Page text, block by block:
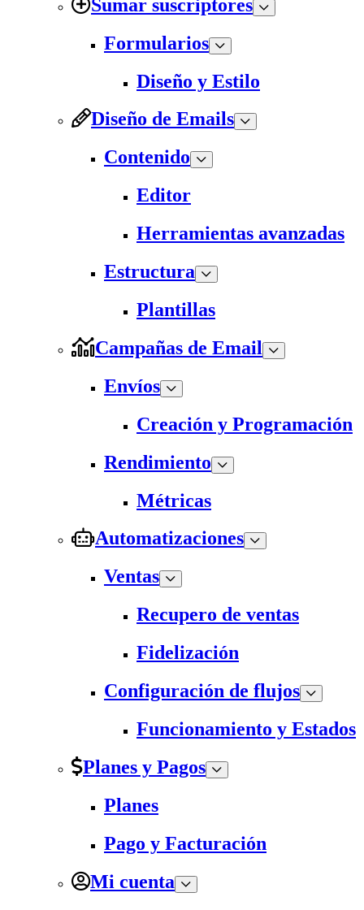
Sumar suscriptores
Formularios
Diseño y Estilo
Diseño de Emails
Contenido
Editor
Herramientas avanzadas
Estructura
Plantillas
Campañas de Email
Envíos
Creación y Programación
Rendimiento
Métricas
Automatizaciones
Ventas
Recupero de ventas
Fidelización
Configuración de flujos
Funcionamiento y Estados
Planes y Pagos
Planes
Pago y Facturación
Mi cuenta